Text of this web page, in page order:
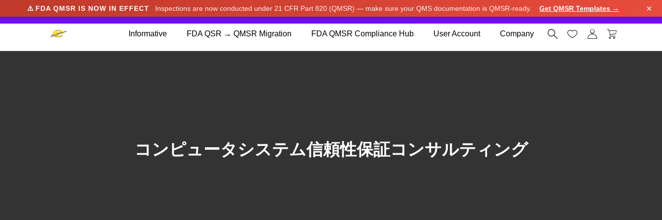
⚠️ FDA QMSR IS NOW IN EFFECT Inspections are now conducted under 21 CFR Part 820 (QMSR) — make sure your QMS documentation is QMSR-ready. Get QMSR Templates → ×
Informative FDA QSR → QMSR Migration FDA QMSR Compliance Hub User Account Company    
コンピュータシステム信頼性保証コンサルティング
We noticed you're visiting from Japan. We've updated our prices to Japanese yen for your shopping convenience.Use United States (US) dollar instead. Dismiss